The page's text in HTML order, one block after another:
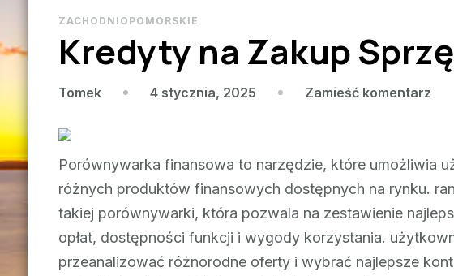
ZACHODNIOPOMORSKIE
Kredyty na Zakup
Tomek 4 stycznia, 2025 Zamieść komentarzwe
i
Porównywarka finansowa to narzędzie, które umożliwia
różnych produktów finansowych dostępnych na rynku.
takiej porównywarki, która pozwala na zestawienie
opłat, dostępności funkcji i wygody korzystania.
przeanalizować różnorodne oferty i wybrać najlepsze